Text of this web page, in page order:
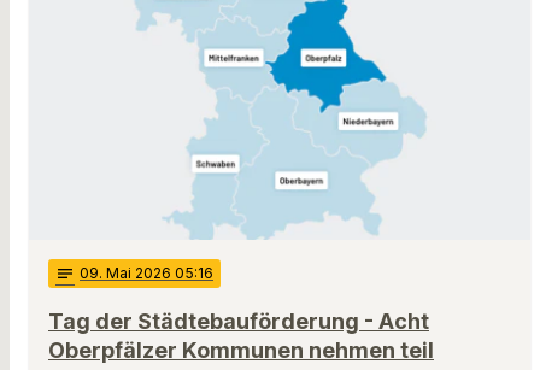
notes 09. Mai 2026 05:16
Tag der Städtebauförderung - Acht
Oberpfälzer Kommunen nehmen teil